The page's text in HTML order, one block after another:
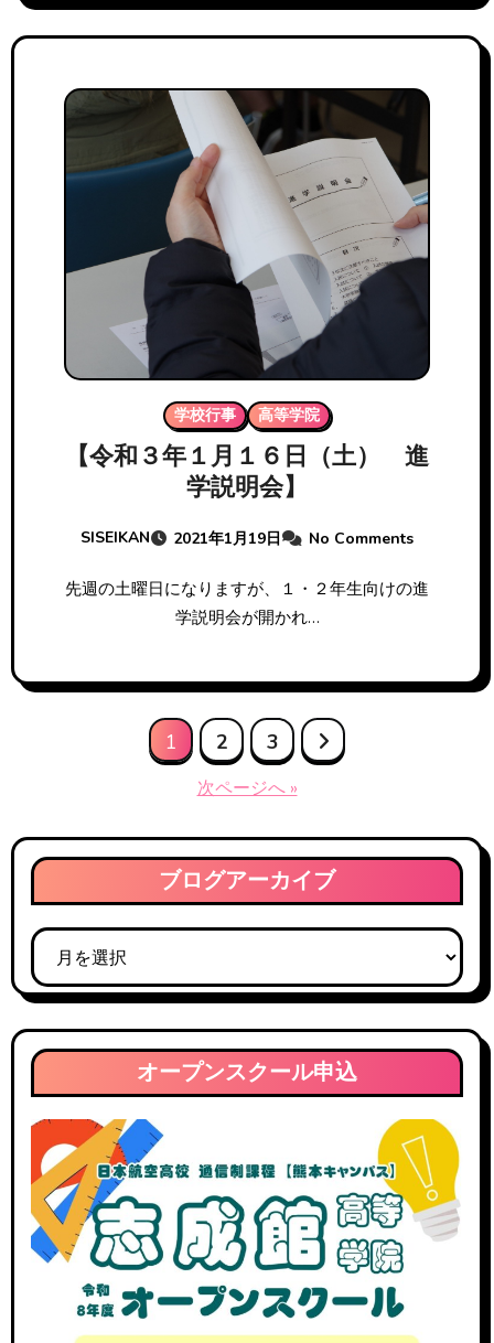
学校行事 高等学院
【令和３年１月１６日（土） 進
学説明会】
SISEIKAN 2021年1月19日 No Comments
先週の土曜日になりますが、１・２年生向けの進
学説明会が開かれ…
の
ペ
ー
ジ
送
り
1 2 3
次ページへ »
ブログアーカイブ
ブ
ロ
グ
ア
ー
カ
イ
ブ
オープンスクール申込